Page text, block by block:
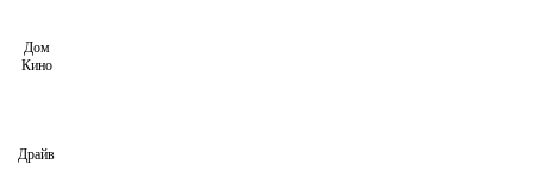
Дом
Кино
Драйв